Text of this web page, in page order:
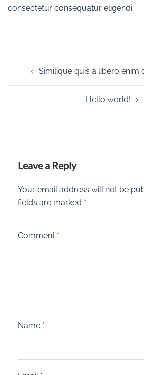
consectetur consequatur eligendi.
navigationSimilique quis a libero enim
Hello world!
Leave a Reply
Your email address will not be
fields are marked *
Comment *
Name *